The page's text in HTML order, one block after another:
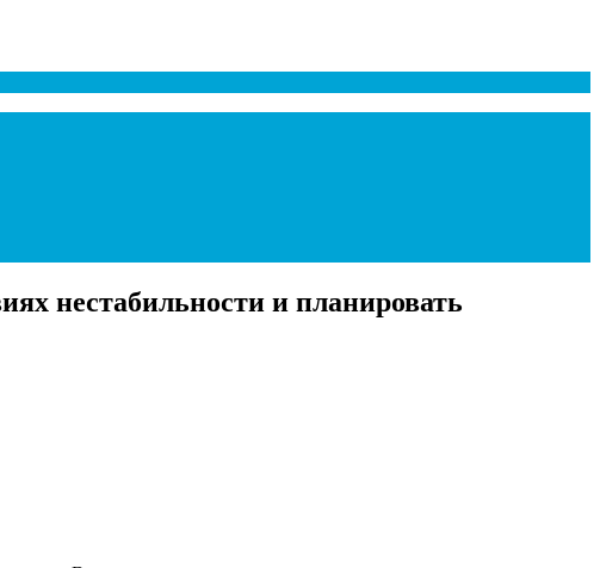
нестабильности и планировать